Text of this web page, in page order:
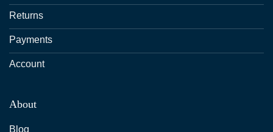
Returns
Payments
Account
About
Blog